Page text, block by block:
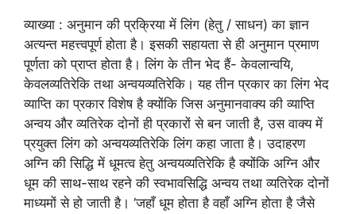
व्याख्या : अनुमान की प्रक्रिया में लिंग (हेतु / साधन) का ज्ञान
अत्यन्त महत्त्वपूर्ण होता है। इसकी सहायता से ही अनुमान प्रमाण
पूर्णता को प्राप्त होता है। लिंग के तीन भेद हैं- केवलान्वयि,
केवलव्यतिरेकि तथा अन्वयव्यतिरेकि। यह तीन प्रकार का लिंग भेद
व्याप्ति का प्रकार विशेष है क्योंकि जिस अनुमानवाक्य की व्याप्ति
अन्वय और व्यतिरेक दोनों ही प्रकारों से बन जाती है, उस वाक्य में
प्रयुक्त लिंग को अन्वयव्यतिरेकि लिंग कहा जाता है। उदाहरण
अग्नि की सिद्धि में धूमत्व हेतु अन्वयव्यतिरेकि है क्योंकि अग्नि और
धूम की साथ-साथ रहने की स्वभावसिद्धि अन्वय तथा व्यतिरेक दोनों
माध्यमों से हो जाती है। ‘जहाँ धूम होता है वहाँ अग्नि होता है जैसे